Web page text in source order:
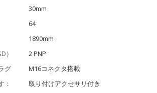
30mm
64
1890mm
）
2 PNP
グ
M16コネクタ搭載
：
取り付けアクセサリ付き